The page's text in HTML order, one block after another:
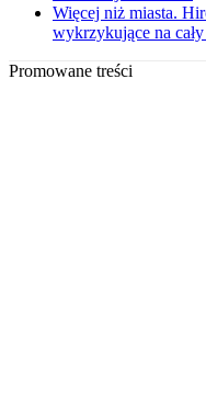
Więcej niż miasta.
wykrzykujące na
Promowane treści